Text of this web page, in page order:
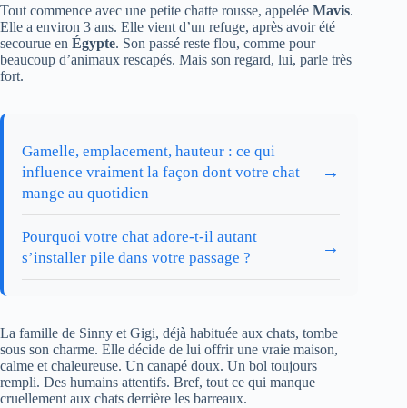
Tout commence avec une petite chatte rousse, appelée Mavis.
Elle a environ 3 ans. Elle vient d’un refuge, après avoir été
secourue en Égypte. Son passé reste flou, comme pour
beaucoup d’animaux rescapés. Mais son regard, lui, parle très
fort.
Gamelle, emplacement, hauteur : ce qui
influence vraiment la façon dont votre chat
mange au quotidien
→
Pourquoi votre chat adore-t-il autant
s’installer pile dans votre passage ?
→
La famille de Sinny et Gigi, déjà habituée aux chats, tombe
sous son charme. Elle décide de lui offrir une vraie maison,
calme et chaleureuse. Un canapé doux. Un bol toujours
rempli. Des humains attentifs. Bref, tout ce qui manque
cruellement aux chats derrière les barreaux.